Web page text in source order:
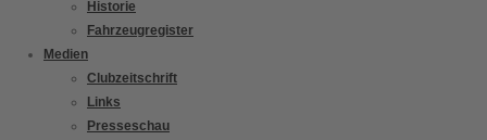
Historie
Fahrzeugregister
Medien
Clubzeitschrift
Links
Presseschau